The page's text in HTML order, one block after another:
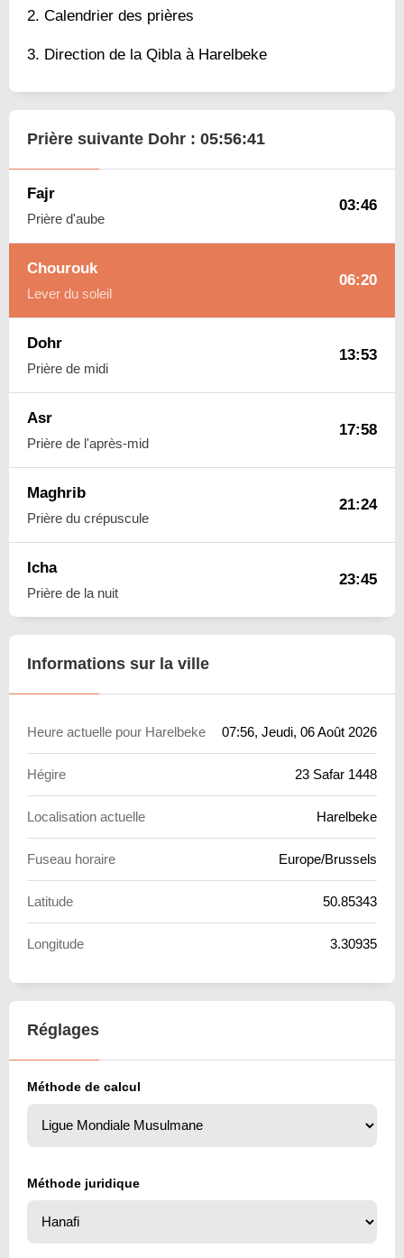
Calendrier des prières
Direction de la Qibla à Harelbeke
Prière suivante Dohr : 05:56:40
Fajr
Prière d'aube
03:46
Chourouk
Lever du soleil
06:20
Dohr
Prière de midi
13:53
Asr
Prière de l'après-mid
17:58
Maghrib
Prière du crépuscule
21:24
Icha
Prière de la nuit
23:45
Informations sur la ville
Heure actuelle pour Harelbeke 07:56, Jeudi, 06 Août 2026
Hégire 23 Safar 1448
Localisation actuelle Harelbeke
Fuseau horaire Europe/Brussels
Latitude 50.85343
Longitude 3.30935
Réglages
Méthode de calcul
Méthode juridique